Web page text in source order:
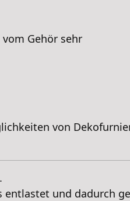
Gehör sehr
von
und dadurch